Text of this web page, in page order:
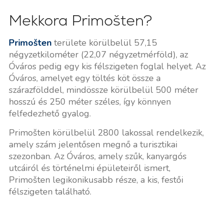
Mekkora Primošten?
Primošten területe körülbelül 57,15
négyzetkilométer (22,07 négyzetmérföld), az
Óváros pedig egy kis félszigeten foglal helyet. Az
Óváros, amelyet egy töltés köt össze a
szárazfölddel, mindössze körülbelül 500 méter
hosszú és 250 méter széles, így könnyen
felfedezhető gyalog.
Primošten körülbelül 2800 lakossal rendelkezik,
amely szám jelentősen megnő a turisztikai
szezonban. Az Óváros, amely szűk, kanyargós
utcáiról és történelmi épületeiről ismert,
Primošten legikonikusabb része, a kis, festői
félszigeten található.